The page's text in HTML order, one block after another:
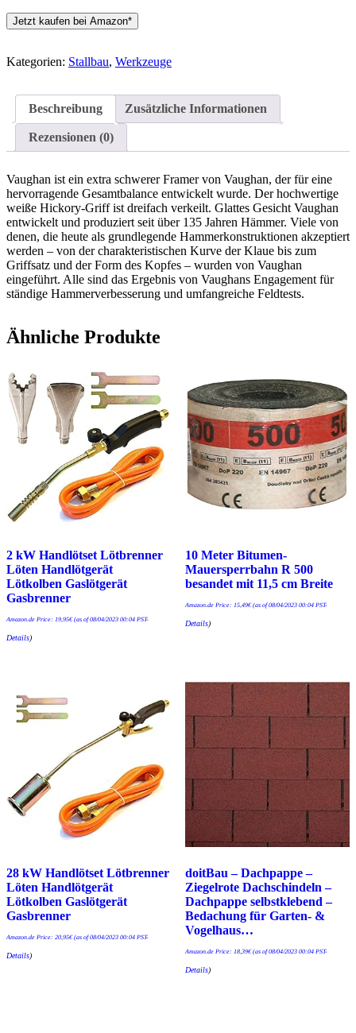
Jetzt kaufen bei Amazon*
Kategorien: Stallbau, Werkzeuge
Beschreibung Zusätzliche Informationen
Rezensionen (0)
Vaughan ist ein extra schwerer Framer von Vaughan, der für eine
hervorragende Gesamtbalance entwickelt wurde. Der hochwertige
weiße Hickory-Griff ist dreifach verkeilt. Glattes Gesicht Vaughan
entwickelt und produziert seit über 135 Jahren Hämmer. Viele von
denen, die heute als grundlegende Hammerkonstruktionen akzeptiert
werden – von der charakteristischen Kurve der Klaue bis zum
Griffsatz und der Form des Kopfes – wurden von Vaughan
eingeführt. Alle sind das Ergebnis von Vaughans Engagement für
ständige Hammerverbesserung und umfangreiche Feldtests.
Ähnliche Produkte
2 kW Handlötset Lötbrenner
Löten Handlötgerät
Lötkolben Gaslötgerät
Gasbrenner
Amazon.de Price: 19,95€(as of 08/04/2023 00:04 PST-
Details)
10 Meter Bitumen-
Mauersperrbahn R 500
besandet mit 11,5 cm Breite
Amazon.de Price: 15,49€(as of 08/04/2023 00:04 PST-
Details)
28 kW Handlötset Lötbrenner
Löten Handlötgerät
Lötkolben Gaslötgerät
Gasbrenner
Amazon.de Price: 20,95€(as of 08/04/2023 00:04 PST-
Details)
doitBau – Dachpappe –
Ziegelrote Dachschindeln –
Dachpappe selbstklebend –
Bedachung für Garten- &
Vogelhaus…
Amazon.de Price: 18,39€(as of 08/04/2023 00:04 PST-
Details)